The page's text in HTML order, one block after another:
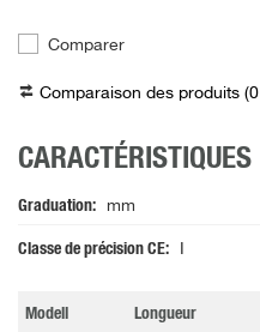
Comparer
Comparaison des produits (0
CARACTÉRISTIQUES
Graduation mm
Classe de précision CE
Modell Longueur